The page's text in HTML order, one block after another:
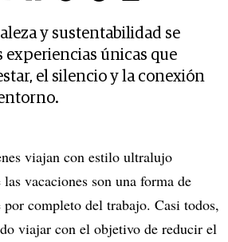
y sustentabilidad se
experiencias únicas que
el silencio y la conexión
viajan con estilo ultralujo
vacaciones son una forma de
por completo del trabajo. Casi todos,
viajar con el objetivo de reducir el